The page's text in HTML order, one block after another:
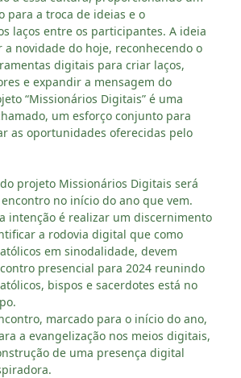
para a troca de ideias e o
laços entre os participantes. A ideia
novidade do hoje, reconhecendo o
digitais para criar laços,
e expandir a mensagem do
“Missionários Digitais” é uma
um esforço conjunto para
as oportunidades oferecidas pelo
projeto Missionários Digitais será
no início do ano que vem.
intenção é realizar um discernimento
a rodovia digital que como
em sinodalidade, devem
presencial para 2024 reunindo
bispos e sacerdotes está no
marcado para o início do ano,
a evangelização nos meios digitais,
de uma presença digital